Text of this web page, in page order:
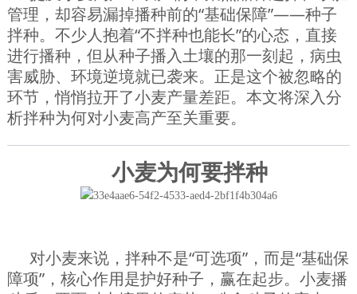
管理，却容易漏掉播种前的“基础保障”——种子
拌种。不少人抱着“不拌种也能长”的心态，直接
进行播种，但从种子播入土壤的那一刻起，病虫
害威胁、环境逆境就已袭来。正是这个被忽略的
环节，悄悄拉开了小麦产量差距。本文将深入分
析拌种为何对小麦高产至关重要。
小麦为何要拌种
对小麦来说，拌种不是“可选项”，而是“基础保
障项”，核心作用是护好种子，赢在起步。小麦播